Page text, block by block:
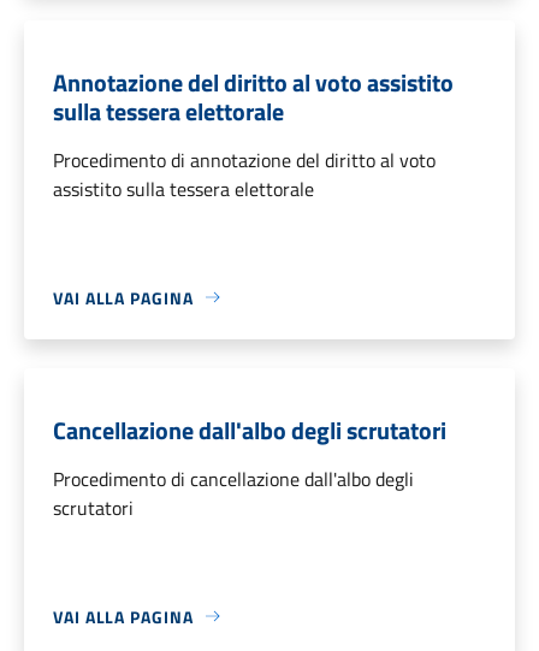
Annotazione del diritto al voto assistito
sulla tessera elettorale
Procedimento di annotazione del diritto al voto
assistito sulla tessera elettorale
VAI ALLA PAGINA
Cancellazione dall'albo degli scrutatori
Procedimento di cancellazione dall'albo degli
scrutatori
VAI ALLA PAGINA